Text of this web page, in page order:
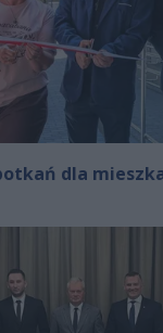
dla